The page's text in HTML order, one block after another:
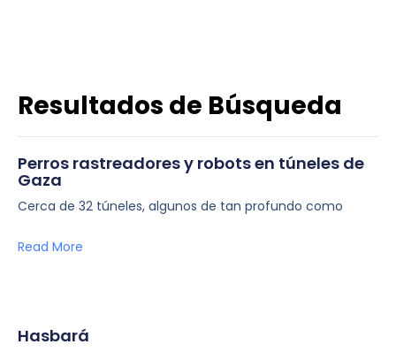
Resultados de Búsqueda
Perros rastreadores y robots en túneles de
Gaza
Cerca de 32 túneles, algunos de tan profundo como
Read More
Hasbará